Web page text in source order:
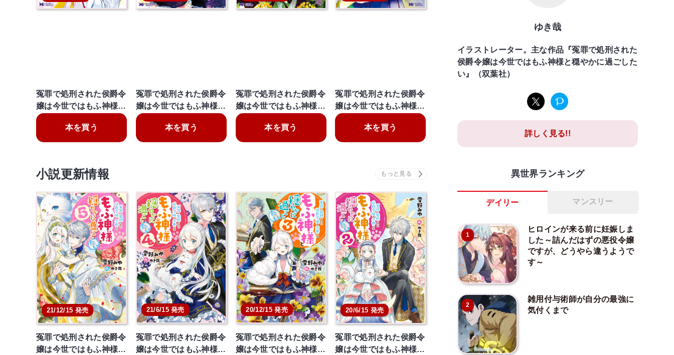
冤罪で処刑された侯爵令
嬢は今世ではもふ神様…
本を買う
冤罪で処刑された侯爵令
嬢は今世ではもふ神様…
本を買う
冤罪で処刑された侯爵令
嬢は今世ではもふ神様…
本を買う
冤罪で処刑された侯爵令
嬢は今世ではもふ神様…
本を買う
小説更新情報
21/12/15 発売
冤罪で処刑された侯爵令
嬢は今世ではもふ神様…
21/6/15 発売
冤罪で処刑された侯爵令
嬢は今世ではもふ神様…
20/12/15 発売
冤罪で処刑された侯爵令
嬢は今世ではもふ神様…
20/6/15 発売
冤罪で処刑された侯爵令
嬢は今世ではもふ神様…
ゆき哉
イラストレーター。主な作品『冤罪で処刑された
侯爵令嬢は今世ではもふ神様と穏やかに過ごした
い』（双葉社）
詳しく見る!!
異世界ランキング
デイリー マンスリー
1
ヒロインが来る前に妊娠しま
した～詰んだはずの悪役令嬢
ですが、どうやら違うようで
す～
2
雑用付与術師が自分の最強に
気付くまで